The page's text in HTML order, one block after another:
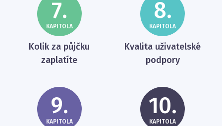
7.
KAPITOLA
Kolik za půjčku
zaplatíte
8.
KAPITOLA
Kvalita uživatelské
podpory
9.
KAPITOLA
10.
KAPITOLA